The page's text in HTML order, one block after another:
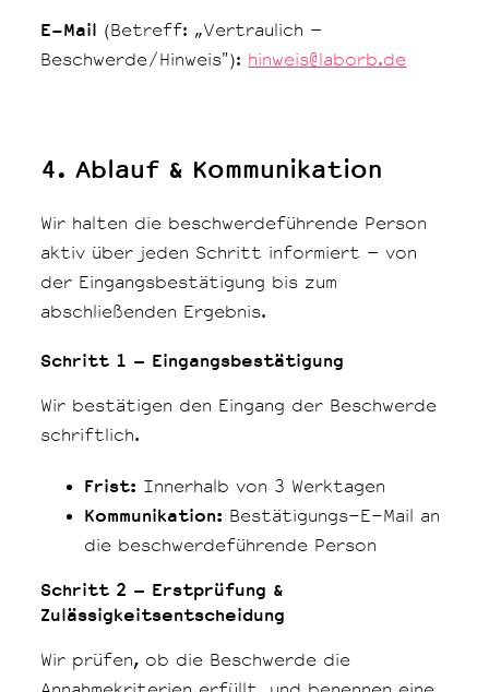
E-Mail (Betreff: „Vertraulich –
Beschwerde/Hinweis"): hinweis@laborb.de
4. Ablauf & Kommunikation
Wir halten die beschwerdeführende Person
aktiv über jeden Schritt informiert – von
der Eingangsbestätigung bis zum
abschließenden Ergebnis.
Schritt 1 – Eingangsbestätigung
Wir bestätigen den Eingang der Beschwerde
schriftlich.
Frist: Innerhalb von 3 Werktagen
Kommunikation: Bestätigungs-E-Mail an
die beschwerdeführende Person
Schritt 2 – Erstprüfung &
Zulässigkeitsentscheidung
Wir prüfen, ob die Beschwerde die